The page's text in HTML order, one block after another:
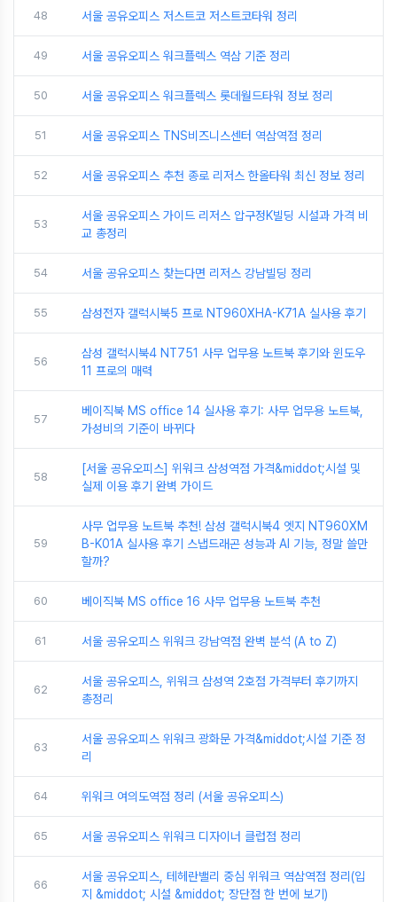
48 서울 공유오피스 저스트코 저스트코타워 정리
49 서울 공유오피스 워크플렉스 역삼 기준 정리
50 서울 공유오피스 워크플렉스 롯데월드타워 정보 정리
51 서울 공유오피스 TNS비즈니스센터 역삼역점 정리
52 서울 공유오피스 추천 종로 리저스 한올타워 최신 정보 정리
53
서울 공유오피스 가이드 리저스 압구정K빌딩 시설과 가격 비
교 총정리
54 서울 공유오피스 찾는다면 리저스 강남빌딩 정리
55 삼성전자 갤럭시북5 프로 NT960XHA-K71A 실사용 후기
56
삼성 갤럭시북4 NT751 사무 업무용 노트북 후기와 윈도우
11 프로의 매력
57
베이직북 MS office 14 실사용 후기: 사무 업무용 노트북,
가성비의 기준이 바뀌다
58
[서울 공유오피스] 위워크 삼성역점 가격&middot;시설 및
실제 이용 후기 완벽 가이드
59
사무 업무용 노트북 추천! 삼성 갤럭시북4 엣지 NT960XM
B-K01A 실사용 후기 스냅드래곤 성능과 AI 기능, 정말 쓸만
할까?
60 베이직북 MS office 16 사무 업무용 노트북 추천
61 서울 공유오피스 위워크 강남역점 완벽 분석 (A to Z)
62
서울 공유오피스, 위워크 삼성역 2호점 가격부터 후기까지
총정리
63
서울 공유오피스 위워크 광화문 가격&middot;시설 기준 정
리
64 위워크 여의도역점 정리 (서울 공유오피스)
65 서울 공유오피스 위워크 디자이너 클럽점 정리
66
서울 공유오피스, 테헤란밸리 중심 위워크 역삼역점 정리(입
지 &middot; 시설 &middot; 장단점 한 번에 보기)